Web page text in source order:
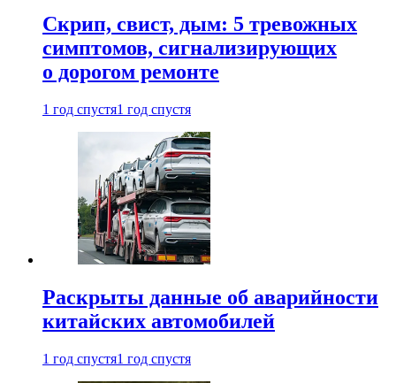
Скрип, свист, дым: 5 тревожных
симптомов, сигнализирующих
о дорогом ремонте
1 год спустя1 год спустя
Раскрыты данные об аварийности
китайских автомобилей
1 год спустя1 год спустя